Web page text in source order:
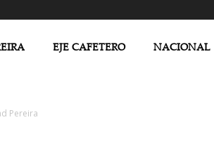
EJE CAFETERO NACIONAL
Pereira